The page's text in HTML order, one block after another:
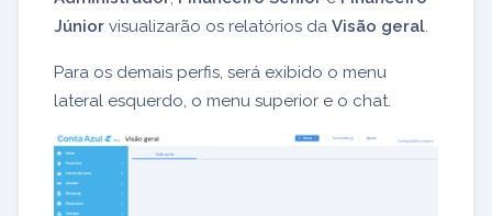
Júnior visualizarão os relatórios da Visão geral.
Para os demais perfis, será exibido o menu
lateral esquerdo, o menu superior e o chat.